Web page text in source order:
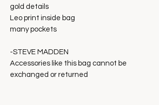
gold details
Leo print inside bag
many pockets
-STEVE MADDEN
Accessories like this bag cannot be
exchanged or returned